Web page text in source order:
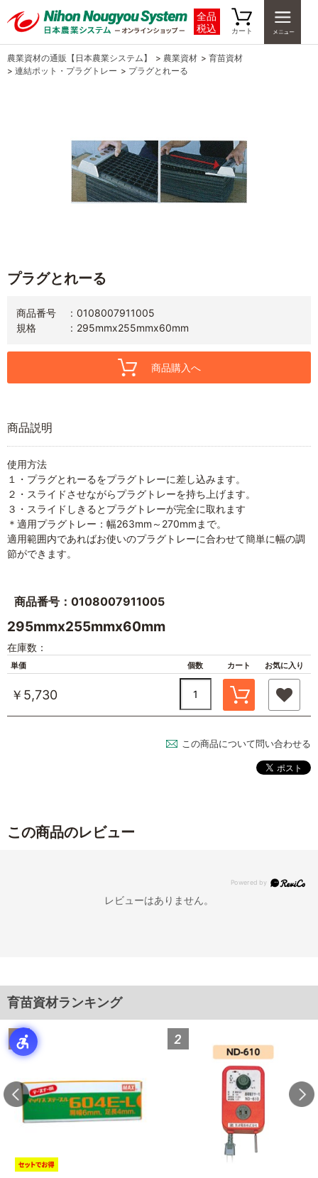
全品
税込
カート
農業資材の通販【日本農業システム】 > 農業資材 > 育苗資材
> 連結ポット・プラグトレー > プラグとれーる
プラグとれーる
商品番号
0108007911005
規格
295mmx255mmx60mm
商品購入へ
商品説明
使用方法
１・プラグとれーるをプラグトレーに差し込みます。
２・スライドさせながらプラグトレーを持ち上げます。
３・スライドしきるとプラグトレーが完全に取れます
＊適用プラグトレー：幅263mm～270mmまで。
適用範囲内であればお使いのプラグトレーに合わせて簡単に幅の調
節ができます。
商品番号：0108007911005
295mmx255mmx60mm
在庫数：
単価 個数 カート お気に入り
￥5,730
この商品について問い合わせる
この商品のレビュー
レビューはありません。
育苗資材ランキング